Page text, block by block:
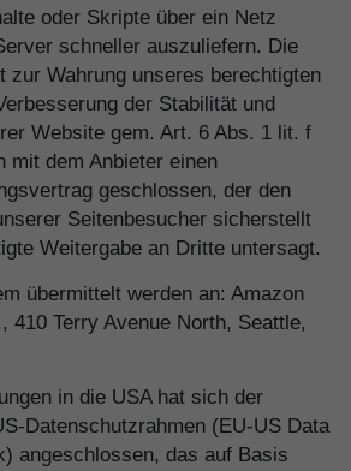
oder Skripte über ein Netz
schneller auszuliefern. Die
zur Wahrung unseres berechtigten
der Stabilität und
Website gem. Art. 6 Abs. 1 lit. f
mit dem Anbieter einen
geschlossen, der den
Seitenbesucher sicherstellt
Weitergabe an Dritte untersagt.
übermittelt werden an: Amazon
410 Terry Avenue North, Seattle,
in die USA hat sich der
Datenschutzrahmen (EU-US Data
angeschlossen, das auf Basis